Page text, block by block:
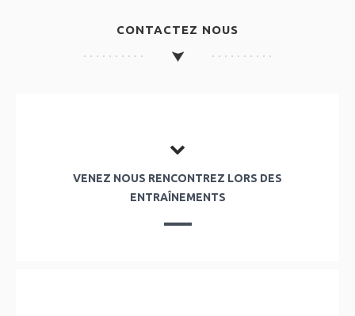
CONTACTEZ NOUS
VENEZ NOUS RENCONTREZ LORS DES
ENTRAÎNEMENTS